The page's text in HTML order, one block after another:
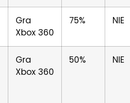
Gra
Xbox 360
75% NIE
Gra
Xbox 360
50% NIE